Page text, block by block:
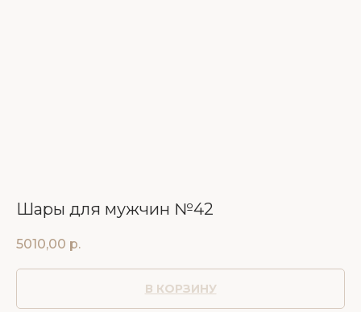
Шары для мужчин №42
5010,00 р.
В КОРЗИНУ